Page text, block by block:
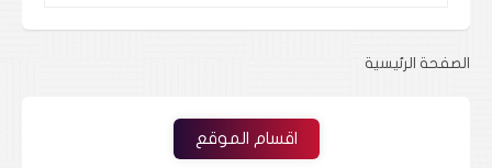
الصفحة الرئيسية
اقسام الموقع